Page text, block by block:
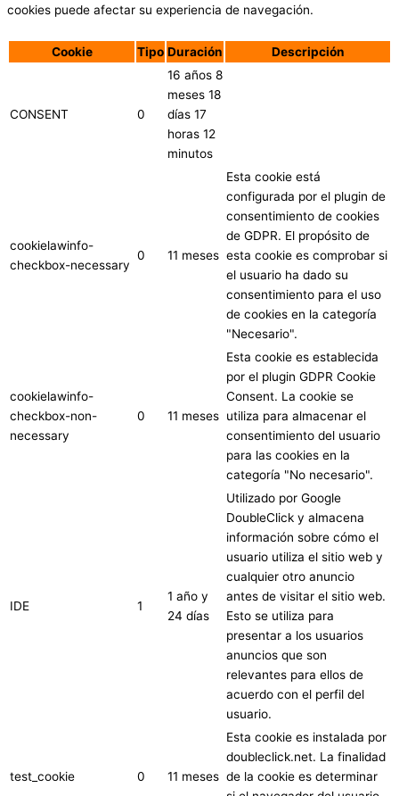
cookies puede afectar su experiencia de navegación.
Cookie Tipo Duración Descripción
CONSENT 0
16 años 8
meses 18
días 17
horas 12
minutos
cookielawinfo-
checkbox-necessary
0 11 meses
Esta cookie está
configurada por el plugin de
consentimiento de cookies
de GDPR. El propósito de
esta cookie es comprobar si
el usuario ha dado su
consentimiento para el uso
de cookies en la categoría
"Necesario".
cookielawinfo-
checkbox-non-
necessary
0 11 meses
Esta cookie es establecida
por el plugin GDPR Cookie
Consent. La cookie se
utiliza para almacenar el
consentimiento del usuario
para las cookies en la
categoría "No necesario".
IDE 1
1 año y
24 días
Utilizado por Google
DoubleClick y almacena
información sobre cómo el
usuario utiliza el sitio web y
cualquier otro anuncio
antes de visitar el sitio web.
Esto se utiliza para
presentar a los usuarios
anuncios que son
relevantes para ellos de
acuerdo con el perfil del
usuario.
test_cookie 0 11 meses
Esta cookie es instalada por
doubleclick.net. La finalidad
de la cookie es determinar